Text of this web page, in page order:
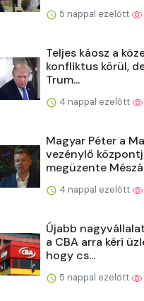
5 nappal ezelőtt
Teljes káosz a
konfliktus körül,
Trum...
4 nappal ezelőtt
Magyar Péter a
vezénylő
megüzente
4 nappal ezelőtt
Újabb
a CBA arra kéri
hogy cs...
5 nappal ezelőtt